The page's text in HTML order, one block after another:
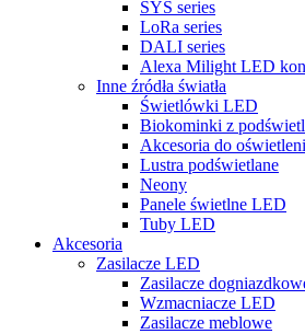
SYS series
LoRa series
DALI series
Alexa Milight LED
Inne źródła światła
Świetlówki LED
Biokominki z
Akcesoria do
Lustra podświetlane
Neony
Panele świetlne LED
Tuby LED
Akcesoria
Zasilacze LED
Zasilacze
Wzmacniacze LED
Zasilacze meblowe